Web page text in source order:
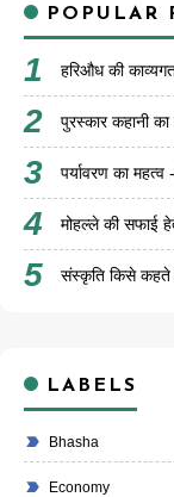
POPULAR
हरिऔध की
पुरस्कार कहानी
पर्यावरण का
मोहल्ले की सफाई
संस्कृति किसे
LABELS
Bhasha
Economy